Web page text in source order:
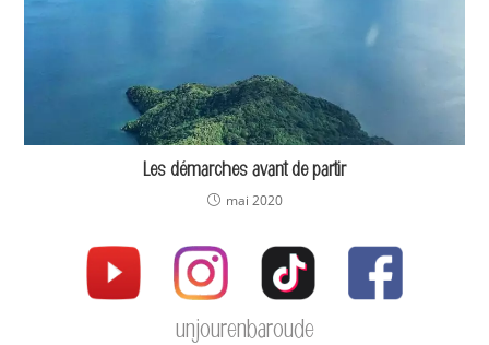
Les démarches avant de partir
mai 2020
unjourenbaroude